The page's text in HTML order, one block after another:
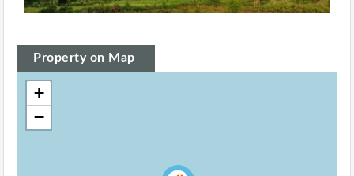
Property on Map
+
−